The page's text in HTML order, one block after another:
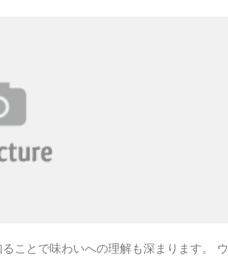
ことで味わいへの理解も深まります。 ウ